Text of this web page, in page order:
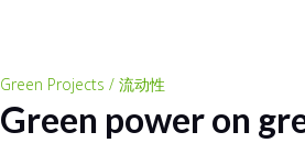
Green Projects / 流动性
Green power on